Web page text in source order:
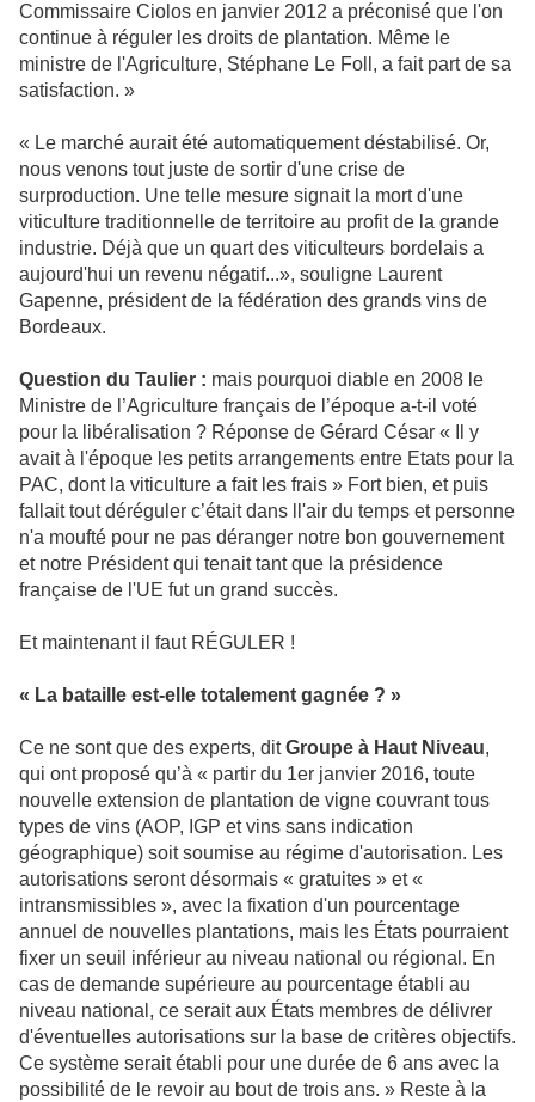
Commissaire Ciolos en janvier 2012 a préconisé que l'on
continue à réguler les droits de plantation. Même le
ministre de l'Agriculture, Stéphane Le Foll, a fait part de sa
satisfaction. »
« Le marché aurait été automatiquement déstabilisé. Or,
nous venons tout juste de sortir d'une crise de
surproduction. Une telle mesure signait la mort d'une
viticulture traditionnelle de territoire au profit de la grande
industrie. Déjà que un quart des viticulteurs bordelais a
aujourd'hui un revenu négatif...», souligne Laurent
Gapenne, président de la fédération des grands vins de
Bordeaux.
Question du Taulier : mais pourquoi diable en 2008 le
Ministre de l’Agriculture français de l’époque a-t-il voté
pour la libéralisation ? Réponse de Gérard César « Il y
avait à l'époque les petits arrangements entre Etats pour la
PAC, dont la viticulture a fait les frais » Fort bien, et puis
fallait tout déréguler c’était dans ll'air du temps et personne
n'a moufté pour ne pas déranger notre bon gouvernement
et notre Président qui tenait tant que la présidence
française de l'UE fut un grand succès.
Et maintenant il faut RÉGULER !
« La bataille est-elle totalement gagnée ? »
Ce ne sont que des experts, ditGroupe à Haut Niveau,
qui ont proposé qu’à « partir du 1er janvier 2016, toute
nouvelle extension de plantation de vigne couvrant tous
types de vins (AOP, IGP et vins sans indication
géographique) soit soumise au régime d'autorisation. Les
autorisations seront désormais « gratuites » et «
intransmissibles », avec la fixation d'un pourcentage
annuel de nouvelles plantations, mais les États pourraient
fixer un seuil inférieur au niveau national ou régional. En
cas de demande supérieure au pourcentage établi au
niveau national, ce serait aux États membres de délivrer
d'éventuelles autorisations sur la base de critères objectifs.
Ce système serait établi pour une durée de 6 ans avec la
possibilité de le revoir au bout de trois ans. » Reste à la